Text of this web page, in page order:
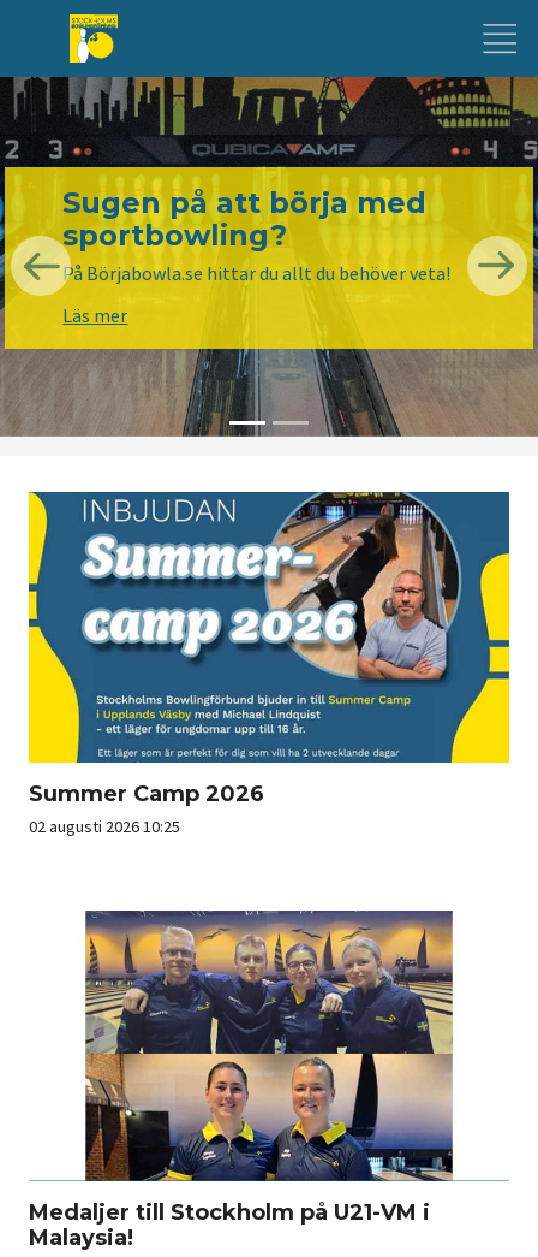
Sugen på att börja med
sportbowling?
På Börjabowla.se hittar du allt du behöver veta!
Läs mer
Previous
Summer Camp 2026
02 augusti 2026 10:25
Medaljer till Stockholm på U21-VM i
Malaysia!